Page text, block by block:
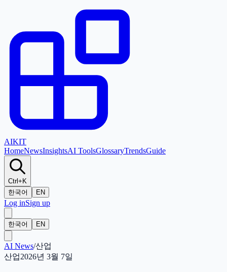
AIKIT
HomeNewsInsightsAI ToolsGlossaryTrendsGuide
Ctrl+K
한국어
EN
Log inSign up
한국어 EN
AI News/산업
산업2026년 3월 7일